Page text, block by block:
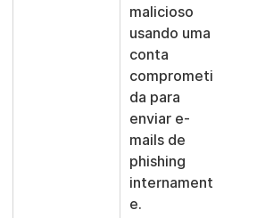
malicioso
usando uma
conta
comprometi
da para
enviar e-
mails de
phishing
internament
e.